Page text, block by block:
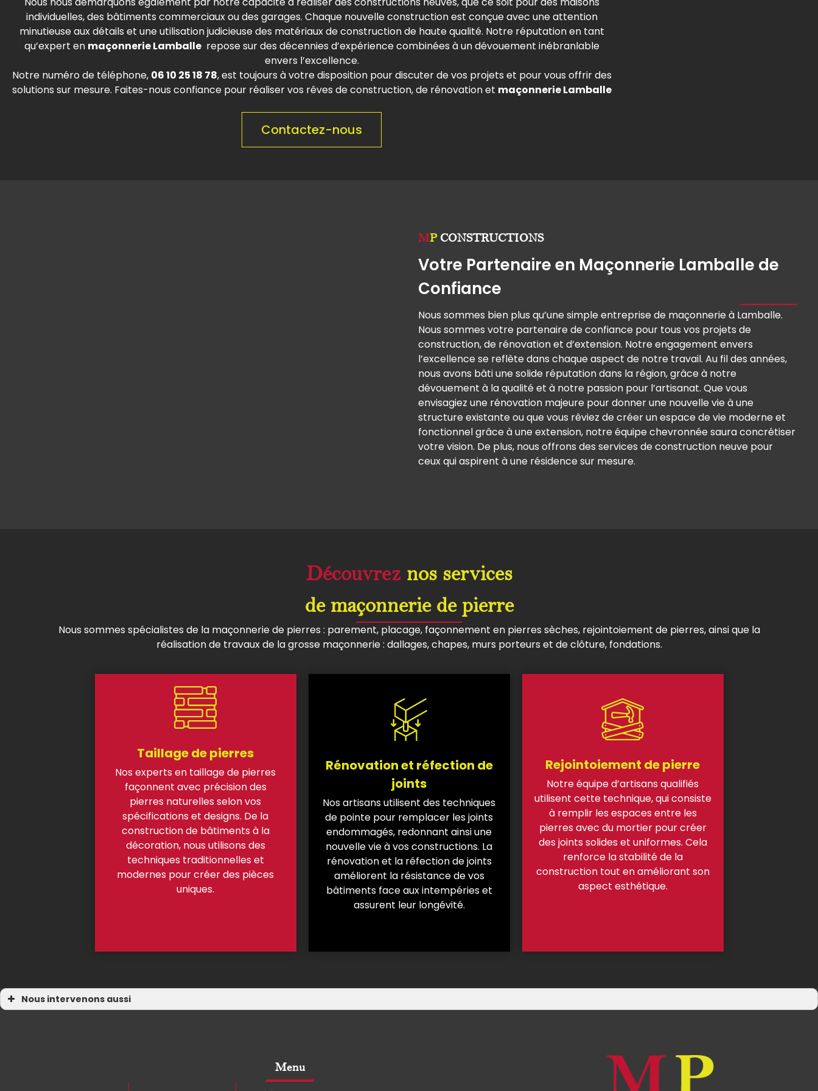
individuelles, des bâtiments commerciaux ou des garages. Chaque nouvelle construction est conçue avec une attention
minutieuse aux détails et une utilisation judicieuse des matériaux de construction de haute qualité. Notre réputation en tant
qu’expert en maçonnerieLamballerepose sur des décennies d’expérience combinées à un dévouement inébranlable
envers l’excellence.
Notre numéro de téléphone, 06 10 25 18 78, est toujours à votre disposition pour discuter de vos projets et pour vous offrir des
solutions sur mesure. Faites-nous confiance pour réaliser vos rêves de construction, de rénovation et maçonnerie Lamballe
Contactez-nous
MPCONSTRUCTIONS
Votre Partenaire en Maçonnerie Lamballe de
Confiance
Nous sommes bien plus qu’une simple entreprise de maçonnerie à Lamballe.
Nous sommes votre partenaire de confiance pour tous vos projets de
construction, de rénovation et d’extension. Notre engagement envers
l’excellence se reflète dans chaque aspect de notre travail. Au fil des années,
nous avons bâti une solide réputation dans la région, grâce à notre
dévouement à la qualité et à notre passion pour l’artisanat. Que vous
envisagiez une rénovation majeure pour donner une nouvelle vie à une
structure existante ou que vous rêviez de créer un espace de vie moderne et
fonctionnel grâce à une extension, notre équipe chevronnée saura concrétiser
votre vision. De plus, nous offrons des services de construction neuve pour
ceux qui aspirent à une résidence sur mesure.
Découvreznos services
de maçonnerie de pierre
Nous sommes spécialistes de la maçonnerie de pierres : parement, placage, façonnement en pierres sèches, rejointoiement de pierres, ainsi que la
réalisation de travaux de la grosse maçonnerie : dallages, chapes, murs porteurs et de clôture, fondations.
Taillage de pierres
Nos experts en taillage de pierres
façonnent avec précision des
pierres naturelles selon vos
spécifications et designs. De la
construction de bâtiments à la
décoration, nous utilisons des
techniques traditionnelles et
modernes pour créer des pièces
uniques.
Rénovation et réfection de
joints
Nos artisans utilisent des techniques
de pointe pour remplacer les joints
endommagés, redonnant ainsi une
nouvelle vie à vos constructions. La
rénovation et la réfection de joints
améliorent la résistance de vos
bâtiments face aux intempéries et
assurent leur longévité.
Rejointoiement de pierre
Notre équipe d’artisans qualifiés
utilisent cette technique, quiconsiste
à remplir les espaces entre les
pierres avec du mortier pour créer
des joints solides et uniformes. Cela
renforce la stabilité de la
construction tout en améliorant son
aspect esthétique.
Nous intervenons aussi
Menu